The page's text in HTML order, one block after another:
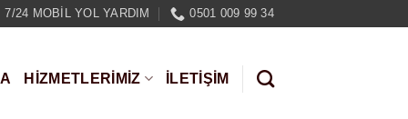
7/24 MOBIL YOL YARDIM 0501 009 99 34
HIZMETLERIMIZ İLETİŞİM